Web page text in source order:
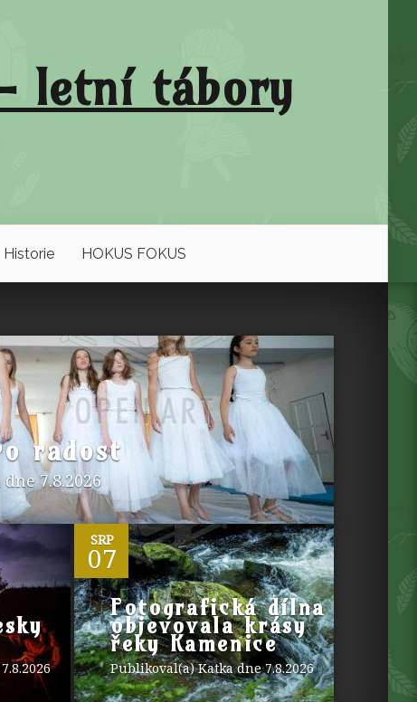
letní tábory
Historie HOKUS FOKUS
radost
dne 7.8.2026
SRP
07
0
Fotografická dílna
objevovala krásy
řeky Kamenice
Publikoval(a)Katkadne 7.8.2026